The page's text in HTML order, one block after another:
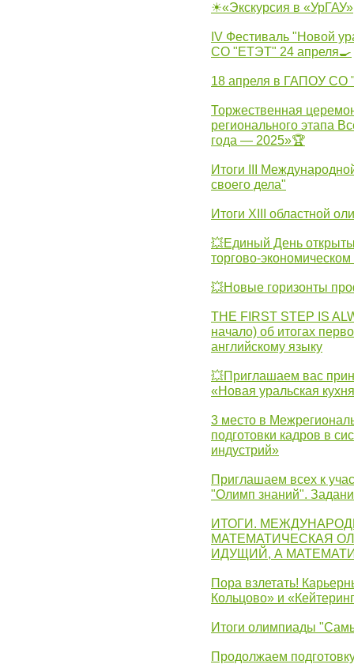
☀«Экскурсия в «УрГАУ»
IV Фестиваль "Новой
СО "ЕТЭТ" 24 апреля🍳
18 апреля в ГАПОУ СО
Торжественная
регионального этапа
года — 2025»🏆
Итоги III
своего дела"
Итоги XIII областной
💥Единый День
торгово-
💥Новые горизонты
THE FIRST STEP IS
начало) об итогах
английскому языку
💥Приглашаем вас
«Новая уральская
3 место в
подготовки кадров в
индустрий»
Приглашаем всех к
"Олимп знаний".
ИТОГИ.
МАТЕМАТИЧЕСКАЯ
ИДУЩИЙ, А
Пора взлетать!
Кольцово» и
Итоги олимпиады
Продолжаем